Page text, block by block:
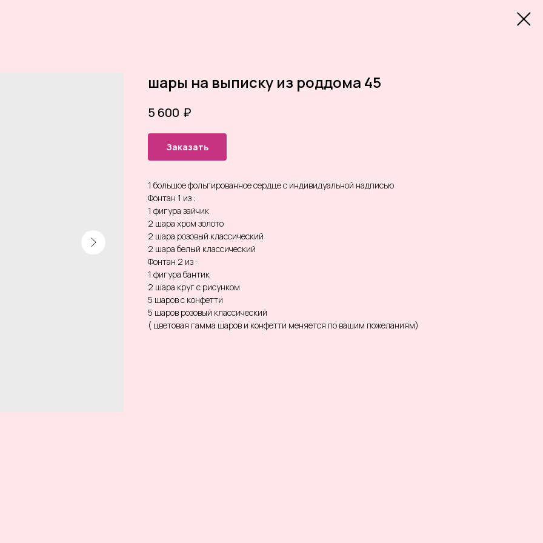
шары на выписку из роддома 45
5 600 ₽
Заказать
1 большое фольгированное сердце с индивидуальной надписью
Фонтан 1 из :
1 фигура зайчик
2 шара хром золото
2 шара розовый классический
2 шара белый классический
Фонтан 2 из :
1 фигура бантик
2 шара круг с рисунком
5 шаров с конфетти
5 шаров розовый классический
( цветовая гамма шаров и конфетти меняется по вашим пожеланиям)